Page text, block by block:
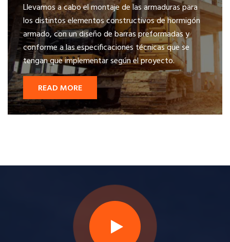
Llevamos a cabo el montaje de las armaduras para
los distintos elementos constructivos de hormigón
armado, con un diseño de barras preformadas y
conforme a las especificaciones técnicas que se
tengan que implementar según el proyecto.
READ MORE